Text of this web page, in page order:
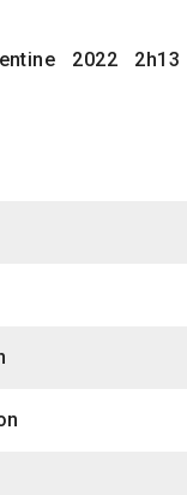
2022 2h13